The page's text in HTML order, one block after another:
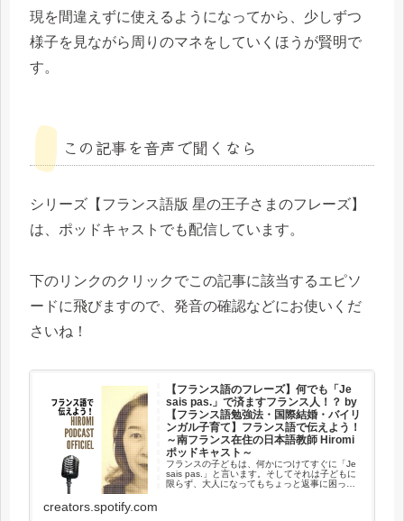
現を間違えずに使えるようになってから、少しずつ
様子を見ながら周りのマネをしていくほうが賢明で
す。
この記事を音声で聞くなら
シリーズ【フランス語版 星の王子さまのフレーズ】
は、ポッドキャストでも配信しています。
下のリンクのクリックでこの記事に該当するエピソ
ードに飛びますので、発音の確認などにお使いくだ
さいね！
【フランス語のフレーズ】何でも「Je
sais pas.」で済ますフランス人！？ by
【フランス語勉強法・国際結婚・バイリ
ンガル子育て】フランス語で伝えよう！
～南フランス在住の日本語教師 Hiromi
ポッドキャスト～
フランスの子どもは、何かにつけてすぐに「Je
sais pas.」と言います。そしてそれは子どもに
限らず、大人になってもちょっと返事に困った
creators.spotify.com